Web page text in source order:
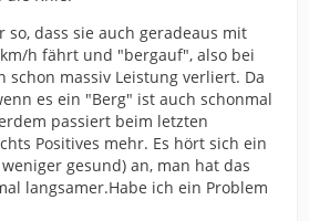
so, dass sie auch geradeaus mit
h fährt und "bergauf", also bei
schon massiv Leistung verliert. Da
es ein "Berg" ist auch schonmal
passiert beim letzten
Positives mehr. Es hört sich ein
gesund) an, man hat das
langsamer.Habe ich ein Problem